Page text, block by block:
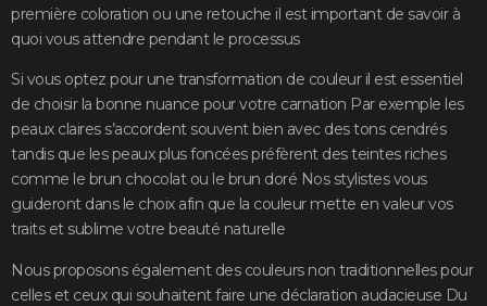
première coloration ou une retouche il est important de savoir à
quoi vous attendre pendant le processus
Si vous optez pour une transformation de couleur il est essentiel
de choisir la bonne nuance pour votre carnation Par exemple les
peaux claires s’accordent souvent bien avec des tons cendrés
tandis que les peaux plus foncées préfèrent des teintes riches
comme le brun chocolat ou le brun doré Nos stylistes vous
guideront dans le choix afin que la couleur mette en valeur vos
traits et sublime votre beauté naturelle
Nous proposons également des couleurs non traditionnelles pour
celles et ceux qui souhaitent faire une déclaration audacieuse Du